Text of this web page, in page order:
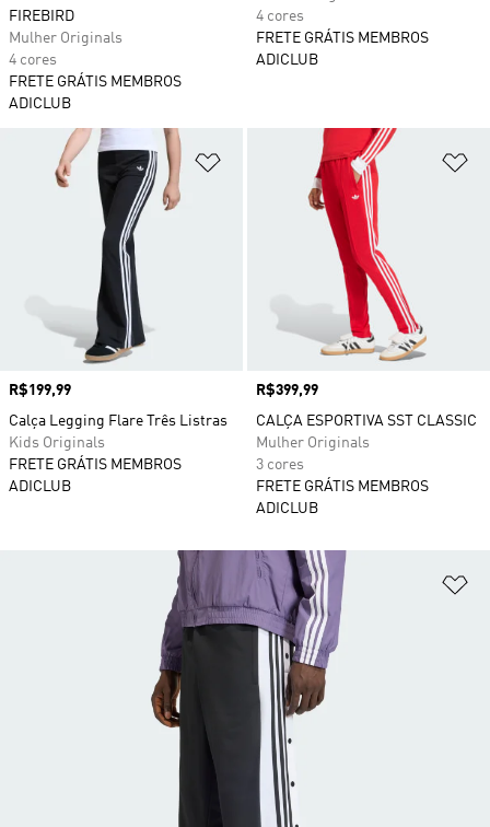
FIREBIRD
Mulher Originals
4 cores
FRETE GRÁTIS MEMBROS
ADICLUB
4 cores
FRETE GRÁTIS MEMBROS
ADICLUB
Adicionar à Lista de Desejos
Preço
R$199,99
Calça Legging Flare Três Listras
Kids Originals
FRETE GRÁTIS MEMBROS
ADICLUB
Preço
R$399,99
CALÇA ESPORTIVA SST CLASSIC
Mulher Originals
3 cores
FRETE GRÁTIS MEMBROS
ADICLUB